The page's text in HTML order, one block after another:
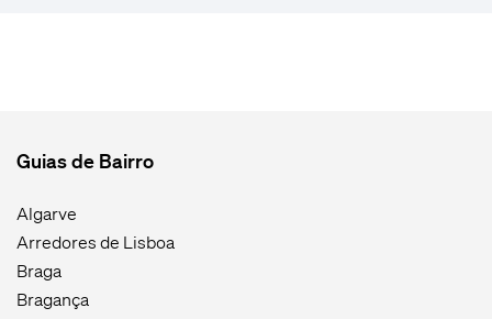
Guias de Bairro
Algarve
Arredores de Lisboa
Braga
Bragança